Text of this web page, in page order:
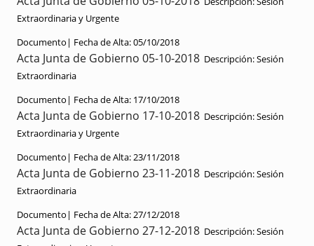
Extraordinaria y Urgente
Documento| Fecha de Alta:05/10/2018
Acta Junta de Gobierno 05-10-2018 Descripción:Sesión
Extraordinaria
Documento| Fecha de Alta: 17/10/2018
Acta Junta de Gobierno 17-10-2018 Descripción:Sesión
Extraordinaria y Urgente
Documento| Fecha de Alta:23/11/2018
Acta Junta de Gobierno 23-11-2018 Descripción:Sesión
Extraordinaria
Documento| Fecha de Alta:27/12/2018
Acta Junta de Gobierno 27-12-2018 Descripción:Sesión